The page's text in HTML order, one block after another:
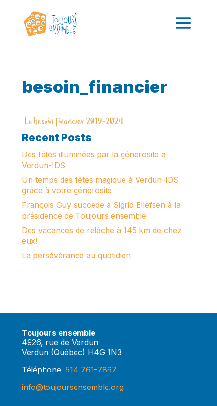
besoin_financier
Recent Posts
Des fêtes illuminées par la générosité à
Verdun-IDS
Un temps des fêtes magique à Verdun-IDS
grâce à votre générosité
François Guy succède à Sigrid Ellefsen à la
présidence de Toujours ensemble
Des vacances de relâche à 145 km de chez
eux!
La persévérance au quotidien
Toujours ensemble
4926, rue de Verdun
Verdun (Québec) H4G 1N3
Téléphone: 514 761-7867
info@toujoursensemble.org